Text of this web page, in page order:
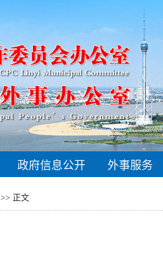
政府信息公开 外事服务
>> 正文